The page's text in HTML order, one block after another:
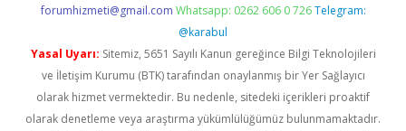
forumhizmeti@gmail.com Whatsapp: 0262 606 0 726 Telegram:
@karabul
Yasal Uyarı: Sitemiz, 5651 Sayılı Kanun gereğince Bilgi Teknolojileri
ve İletişim Kurumu (BTK) tarafından onaylanmış bir Yer Sağlayıcı
olarak hizmet vermektedir. Bu nedenle, sitedeki içerikleri proaktif
olarak denetleme veya araştırma yükümlülüğümüz bulunmamaktadır.